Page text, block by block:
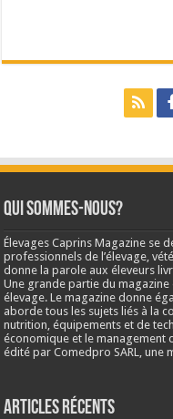
Qui sommes-nous?
Élevages Caprins Magazine se
professionnels de l’élevage,
donne la parole aux éleveurs
Une grande partie du
élevage. Le magazine donne
aborde tous les sujets liés à la
nutrition, équipements et de
économique et le management
édité par Comedpro SARL, une
Articles récents